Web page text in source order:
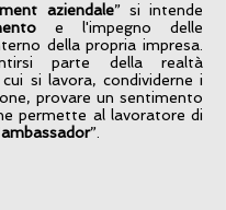
aziendale” si intende
e l'impegno delle
della propria impresa.
parte della realtà
si lavora, condividerne i
provare un sentimento
permette al lavoratore di
ambassador”.